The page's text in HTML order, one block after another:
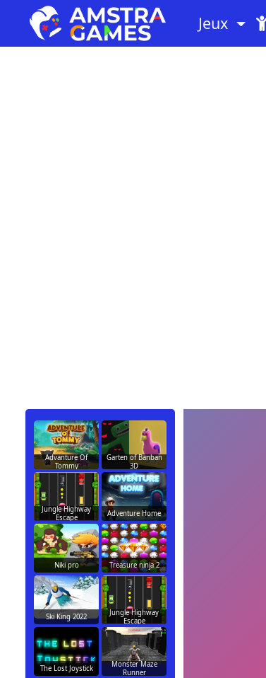
Jeux
Advanture Of
Tommy
Garten of Banban
3D
Jungle Highway
Escape
Adventure Home
Niki pro Treasure ninja 2
Ski King 2022
Jungle Highway
Escape
The Lost Joystick
Monster Maze
Runner